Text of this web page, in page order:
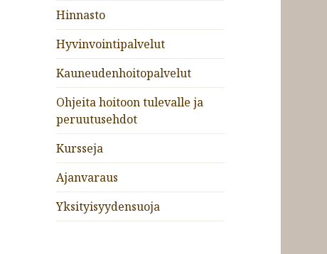
Hinnasto
Hyvinvointipalvelut
Kauneudenhoitopalvelut
Ohjeita hoitoon tulevalle ja
peruutusehdot
Kursseja
Ajanvaraus
Yksityisyydensuoja